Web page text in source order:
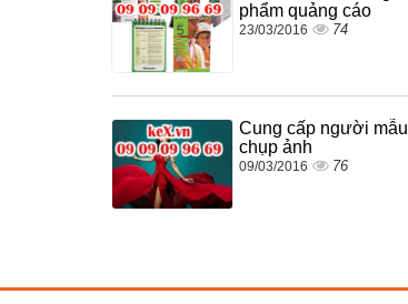
phẩm quảng cáo
23/03/2016 74
Cung cấp người mẫu
chụp ảnh
09/03/2016 76